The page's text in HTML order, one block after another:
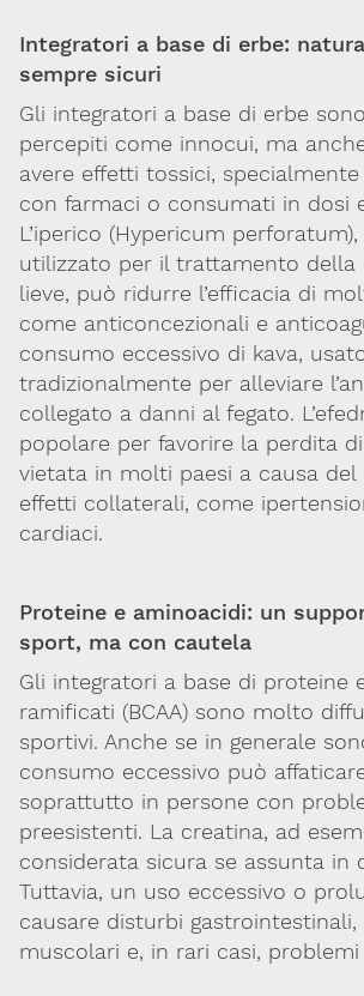
Integratori a base di erbe:
sempre sicuri
Gli integratori a base di erbe
percepiti come innocui, ma
avere effetti tossici,
con farmaci o consumati in dosi
L’iperico (Hypericum
utilizzato per il trattamento della
lieve, può ridurre l’efficacia di
come anticoncezionali e
consumo eccessivo di kava,
tradizionalmente per alleviare
collegato a danni al fegato.
popolare per favorire la perdita
vietata in molti paesi a causa del
effetti collaterali, come
cardiaci.
Proteine e aminoacidi: un
sport, ma con cautela
Gli integratori a base di proteine
ramificati (BCAA) sono molto
sportivi. Anche se in generale
consumo eccessivo può
soprattutto in persone con
preesistenti. La creatina, ad
considerata sicura se assunta in
Tuttavia, un uso eccessivo o
causare disturbi gastrointestinali,
muscolari e, in rari casi, problemi
Per maggiori informazioni e
approfondimenti
Dona il 5 per 1000 a SITOX